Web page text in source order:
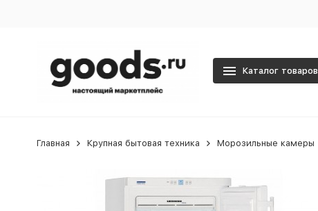
Каталог товаров
Главная Крупная бытовая техника Морозильные камеры